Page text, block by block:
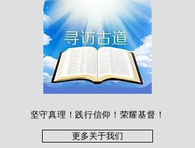
坚守真理！践行信仰！荣耀基督！
更多关于我们